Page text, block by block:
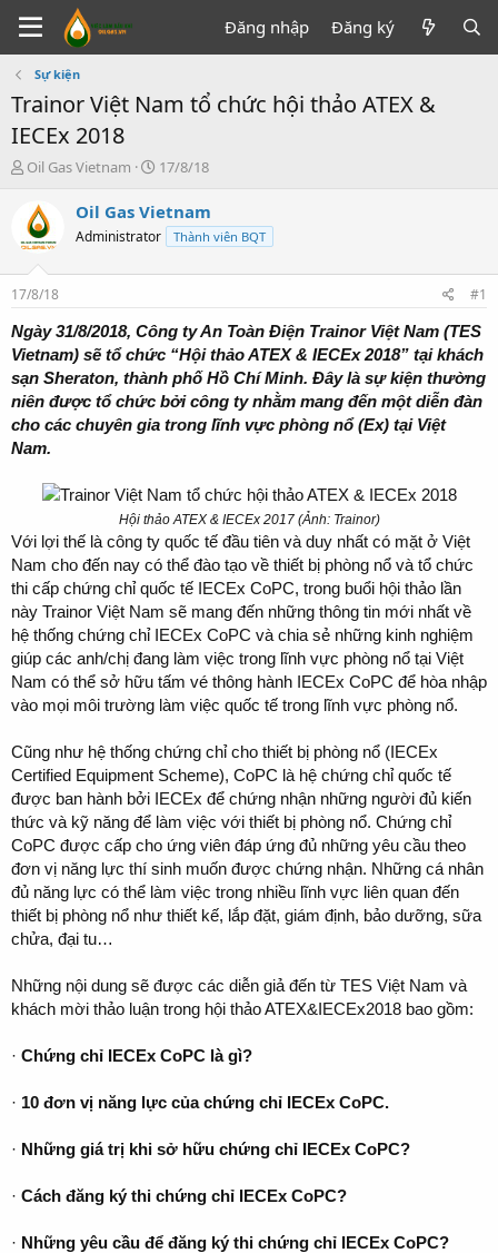
Đăng nhập Đăng ký
Sự kiện
Trainor Việt Nam tổ chức hội thảo ATEX &
IECEx 2018
T
e
a
s
t
a
r
t
e
r
Oil Gas Vietnam
N
à
g
17/8/18
Oil Gas Vietnam
Administrator Thành viên BQT
17/8/18
#1
Ngày 31/8/2018, Công ty An Toàn Điện Trainor Việt Nam (TES
Vietnam) sẽ tổ chức “Hội thảo ATEX & IECEx 2018” tại khách
sạn Sheraton, thành phố Hồ Chí Minh. Đây là sự kiện thường
niên được tổ chức bởi công ty nhằm mang đến một diễn đàn
cho các chuyên gia trong lĩnh vực phòng nổ (Ex) tại Việt
Nam.
Hội thảo ATEX & IECEx 2017 (Ảnh: Trainor)
Với lợi thế là công ty quốc tế đầu tiên và duy nhất có mặt ở Việt
Nam cho đến nay có thể đào tạo về thiết bị phòng nổ và tổ chức
thi cấp chứng chỉ quốc tế IECEx CoPC, trong buổi hội thảo lần
này Trainor Việt Nam sẽ mang đến những thông tin mới nhất về
hệ thống chứng chỉ IECEx CoPC và chia sẻ những kinh nghiệm
giúp các anh/chị đang làm việc trong lĩnh vực phòng nổ tại Việt
Nam có thể sở hữu tấm vé thông hành IECEx CoPC để hòa nhập
vào mọi môi trường làm việc quốc tế trong lĩnh vực phòng nổ.
Cũng như hệ thống chứng chỉ cho thiết bị phòng nổ (IECEx
Certified Equipment Scheme), CoPC là hệ chứng chỉ quốc tế
được ban hành bởi IECEx để chứng nhận những người đủ kiến
thức và kỹ năng để làm việc với thiết bị phòng nổ. Chứng chỉ
CoPC được cấp cho ứng viên đáp ứng đủ những yêu cầu theo
đơn vị năng lực thí sinh muốn được chứng nhận. Những cá nhân
đủ năng lực có thể làm việc trong nhiều lĩnh vực liên quan đến
thiết bị phòng nổ như thiết kế, lắp đặt, giám định, bảo dưỡng, sữa
chửa, đại tu…
Những nội dung sẽ được các diễn giả đến từ TES Việt Nam và
khách mời thảo luận trong hội thảo ATEX&IECEx2018 bao gồm:
· Chứng chỉ IECEx CoPC là gì?
· 10 đơn vị năng lực của chứng chỉ IECEx CoPC.
· Những giá trị khi sở hữu chứng chỉ IECEx CoPC?
· Cách đăng ký thi chứng chỉ IECEx CoPC?
· Những yêu cầu để đăng ký thi chứng chỉ IECEx CoPC?